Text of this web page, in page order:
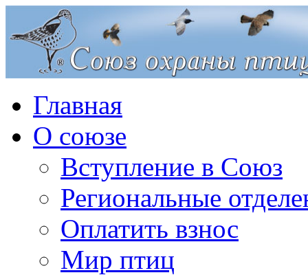
Главная
О союзе
Вступление в Союз
Региональные
Оплатить взнос
Мир птиц